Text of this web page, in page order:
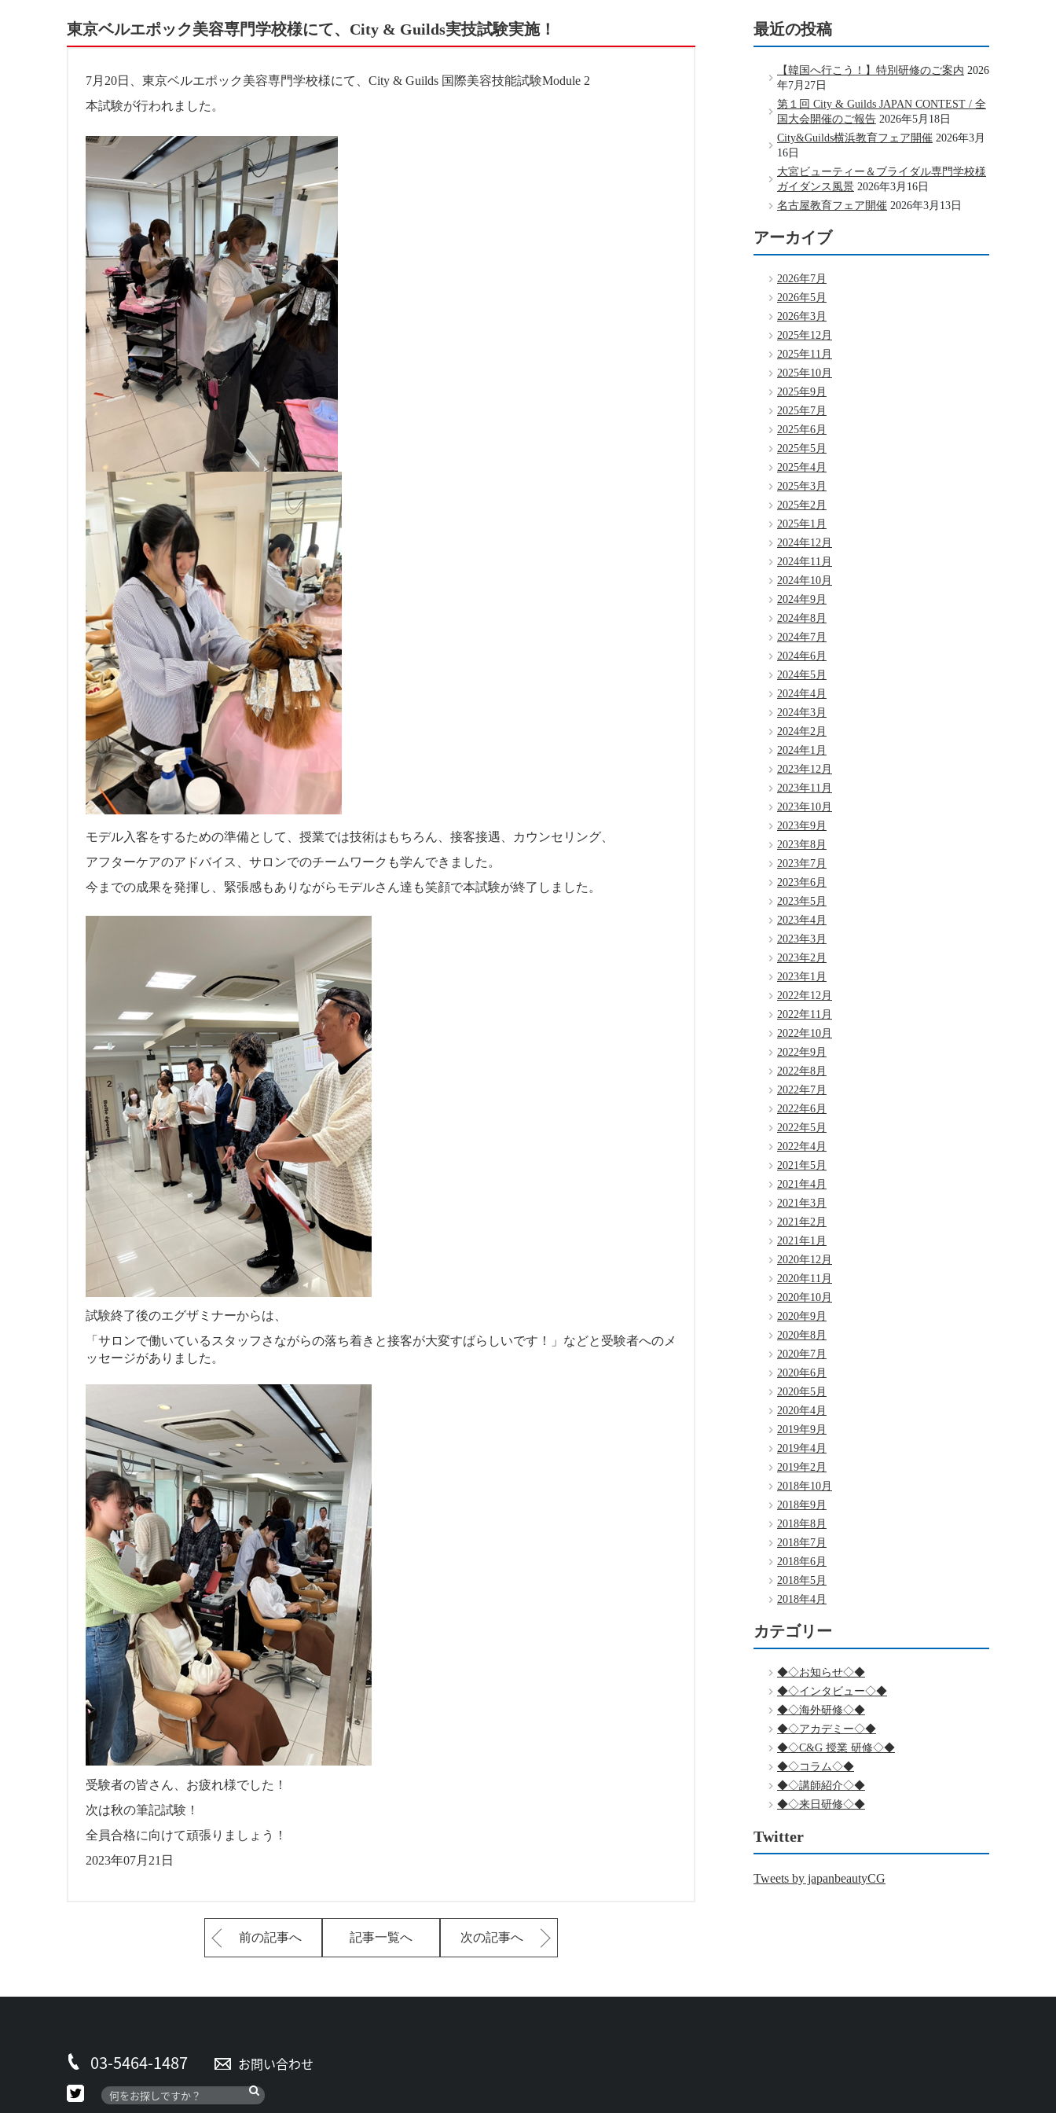
東京ベルエポック美容専門学校様にて、City & Guilds実技試験実施！
7月20日、東京ベルエポック美容専門学校様にて、City & Guilds 国際美容技能試験Module 2
本試験が行われました。
モデル入客をするための準備として、授業では技術はもちろん、接客接遇、カウンセリング、
アフターケアのアドバイス、サロンでのチームワークも学んできました。
今までの成果を発揮し、緊張感もありながらモデルさん達も笑顔で本試験が終了しました。
試験終了後のエグザミナーからは、
「サロンで働いているスタッフさながらの落ち着きと接客が大変すばらしいです！」などと受験者へのメ
ッセージがありました。
受験者の皆さん、お疲れ様でした！
次は秋の筆記試験！
全員合格に向けて頑張りましょう！
2023年07月21日
前の記事へ 記事一覧へ 次の記事へ
最近の投稿
【韓国へ行こう！】特別研修のご案内 2026
年7月27日
第１回 City & Guilds JAPAN CONTEST / 全
国大会開催のご報告 2026年5月18日
City&Guilds横浜教育フェア開催 2026年3月
16日
大宮ビューティー＆ブライダル専門学校様
ガイダンス風景 2026年3月16日
名古屋教育フェア開催 2026年3月13日
アーカイブ
2026年7月
2026年5月
2026年3月
2025年12月
2025年11月
2025年10月
2025年9月
2025年7月
2025年6月
2025年5月
2025年4月
2025年3月
2025年2月
2025年1月
2024年12月
2024年11月
2024年10月
2024年9月
2024年8月
2024年7月
2024年6月
2024年5月
2024年4月
2024年3月
2024年2月
2024年1月
2023年12月
2023年11月
2023年10月
2023年9月
2023年8月
2023年7月
2023年6月
2023年5月
2023年4月
2023年3月
2023年2月
2023年1月
2022年12月
2022年11月
2022年10月
2022年9月
2022年8月
2022年7月
2022年6月
2022年5月
2022年4月
2021年5月
2021年4月
2021年3月
2021年2月
2021年1月
2020年12月
2020年11月
2020年10月
2020年9月
2020年8月
2020年7月
2020年6月
2020年5月
2020年4月
2019年9月
2019年4月
2019年2月
2018年10月
2018年9月
2018年8月
2018年7月
2018年6月
2018年5月
2018年4月
カテゴリー
◆◇お知らせ◇◆
◆◇インタビュー◇◆
◆◇海外研修◇◆
◆◇アカデミー◇◆
◆◇C&G 授業 研修◇◆
◆◇コラム◇◆
◆◇講師紹介◇◆
◆◇来日研修◇◆
Twitter
Tweets by japanbeautyCG
03-5464-1487 お問い合わせ